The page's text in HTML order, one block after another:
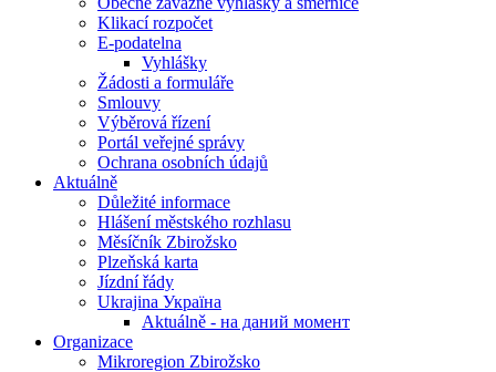
Klikací rozpočet
E-podatelna
Vyhlášky
Žádosti a formuláře
Smlouvy
Výběrová řízení
Portál veřejné správy
Ochrana osobních údajů
Aktuálně
Důležité informace
Hlášení městského rozhlasu
Měsíčník Zbirožsko
Plzeňská karta
Jízdní řády
Ukrajina Україна
Aktuálně - на даний момент
Organizace
Mikroregion Zbirožsko